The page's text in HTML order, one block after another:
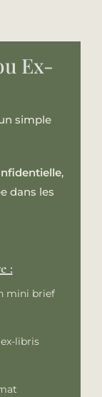
Ex-
simple
,
dans les
:
mini brief
libris